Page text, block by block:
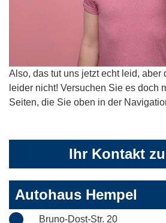
Also, das tut uns jetzt echt leid, aber
leider nicht! Versuchen Sie es doch
Seiten, die Sie oben in der
Ihr Kontakt
Autohaus Hempel
Bruno-Dost-Str. 20